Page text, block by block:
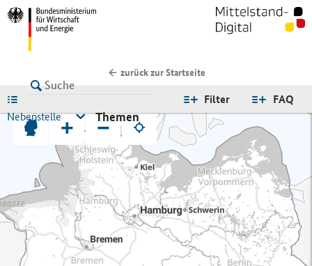
zurück zur Startseite
FAQ
Filter
Nebenstelle
Themen
+ −